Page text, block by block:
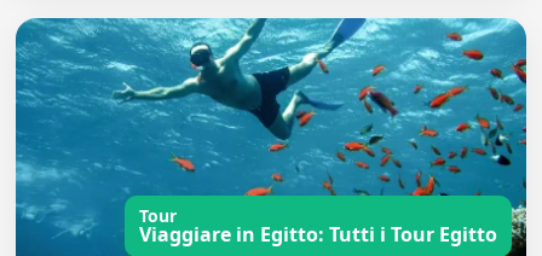
Tour
Viaggiare in Egitto: Tutti i Tour Egitto